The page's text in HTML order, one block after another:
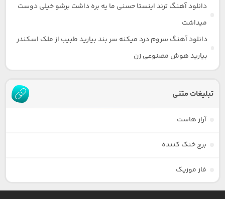
دانلود آهنگ ترند اینستا حسنی ما یه بره داشت برشو خیلی دوست
میداشت
دانلود آهنگ سروم درد میکنه سر بند بیارید طبیب از ملک اسکندر
بیارید هوش مصنوعی زن
تبلیغات متنی
آراز هاست
برج خنک کننده
فاز موزیک